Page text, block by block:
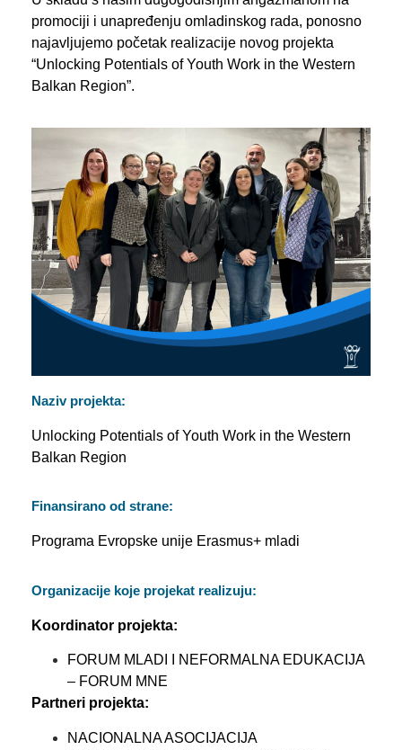
promociji i unapređenju omladinskog rada, ponosno
najavljujemo početak realizacije novog projekta
“Unlocking Potentials of Youth Work in the Western
Balkan Region”.
Naziv projekta:
Unlocking Potentials of Youth Work in the Western
Balkan Region
Finansirano od strane:
Programa Evropske unije Erasmus+ mladi
Organizacije koje projekat realizuju:
Koordinator projekta:
FORUM MLADI I NEFORMALNA EDUKACIJA
– FORUM MNE
Partneri projekta:
NACIONALNA ASOCIJACIJA